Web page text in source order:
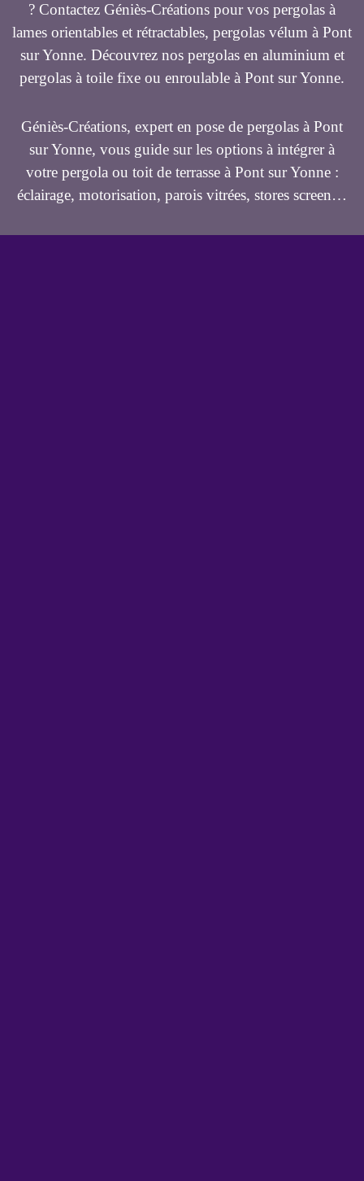
? Contactez Géniès-Créations pour vos pergolas à
lames orientables et rétractables, pergolas vélum à Pont
sur Yonne. Découvrez nos pergolas en aluminium et
pergolas à toile fixe ou enroulable à Pont sur Yonne.
Géniès-Créations, expert en pose de pergolas à Pont
sur Yonne, vous guide sur les options à intégrer à
votre pergola ou toit de terrasse à Pont sur Yonne :
éclairage, motorisation, parois vitrées, stores screen…